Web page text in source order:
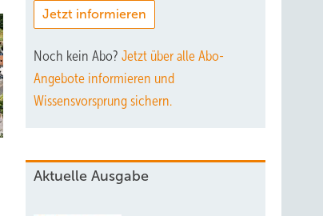
Jetzt informieren
Noch kein Abo? Jetzt über alle Abo-
Angebote informieren und
Wissensvorsprung sichern.
Aktuelle Ausgabe